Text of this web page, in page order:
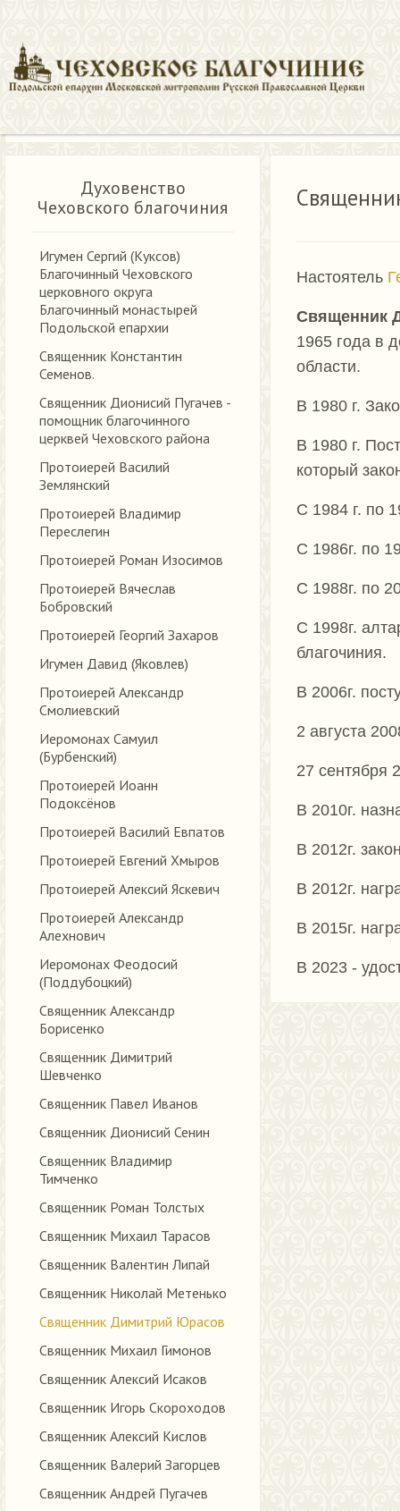
Духовенство
Чеховского благочиния
Игумен Сергий (Куксов)
Благочинный Чеховского
церковного округа
Благочинный монастырей
Подольской епархии
Священник Константин
Семенов.
Священник Дионисий Пугачев -
помощник благочинного
церквей Чеховского района
Протоиерей Василий
Землянский
Протоиерей Владимир
Переслегин
Протоиерей Роман Изосимов
Протоиерей Вячеслав
Бобровский
Протоиерей Георгий Захаров
Игумен Давид (Яковлев)
Протоиерей Александр
Смолиевский
Иеромонах Самуил
(Бурбенский)
Протоиерей Иоанн
Подоксёнов
Протоиерей Василий Евпатов
Протоиерей Евгений Хмыров
Протоиерей Алексий Яскевич
Протоиерей Александр
Алехнович
Иеромонах Феодосий
(Поддубоцкий)
Священник Александр
Борисенко
Священник Димитрий
Шевченко
Священник Павел Иванов
Священник Дионисий Сенин
Священник Владимир
Тимченко
Священник Роман Толстых
Священник Михаил Тарасов
Священник Валентин Липай
Священник Николай Метенько
Священник Димитрий Юрасов
Священник Михаил Гимонов
Священник Алексий Исаков
Священник Игорь Скороходов
Священник Алексий Кислов
Священник Валерий Загорцев
Священник Андрей Пугачев
Настоятель
Священник
1965 года в
области.
В 1980 г.
В 1980 г.
который
С 1984 г. по
С 1986г. по
С 1988г. по
С 1998г.
благочиния.
В 2006г.
2 августа
27 сентября
В 2010г.
В 2012г.
В 2012г.
В 2015г.
В 2023 -